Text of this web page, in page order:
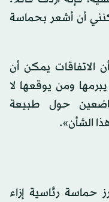
أن أشعر بحماسة
الاتفاقات يمكن أن
ومن يوقعها لا
حول طبيعة
الشأن».
حماسة رئاسية إزاء